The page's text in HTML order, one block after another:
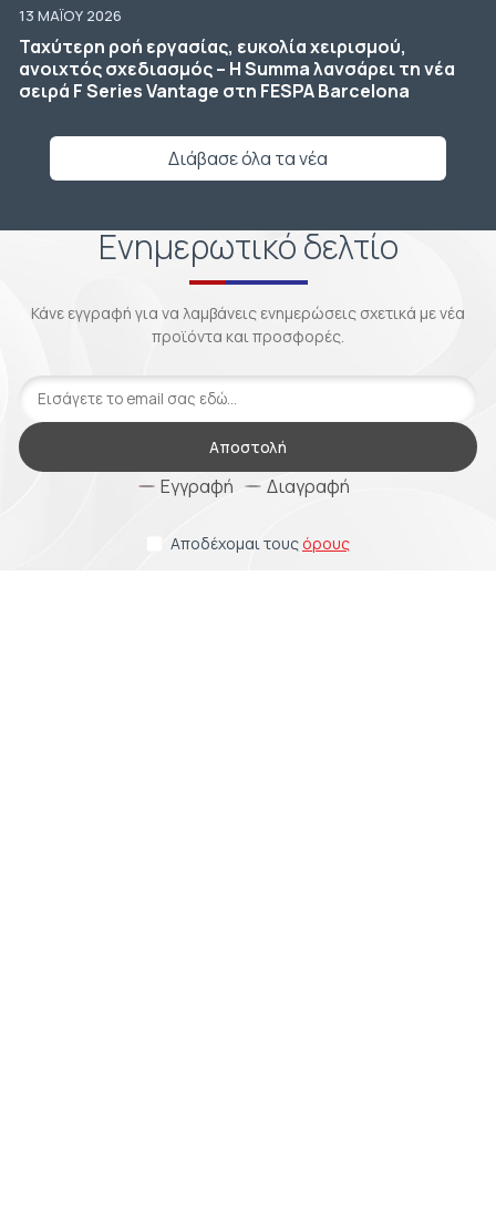
13 ΜΑΪ́ΟΥ 2026
Ταχύτερη ροή εργασίας, ευκολία χειρισμού,
ανοιχτός σχεδιασμός – Η Summa λανσάρει τη νέα
σειρά F Series Vantage στη FESPA Barcelona
Διάβασε όλα τα νέα
Ενημερωτικό δελτίο
Κάνε εγγραφή για να λαμβάνεις ενημερώσεις σχετικά με νέα
προϊόντα και προσφορές.
Αποστολή
Εγγραφή Διαγραφή
Αποδέχομαι τους όρους